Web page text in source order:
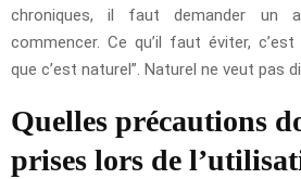
chroniques, il faut demander un
commencer. Ce qu’il faut éviter, c’est
que c’est naturel”. Naturel ne veut pas
Quelles précautions
prises lors de